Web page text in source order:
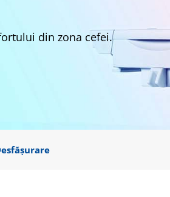
din zona cefei.